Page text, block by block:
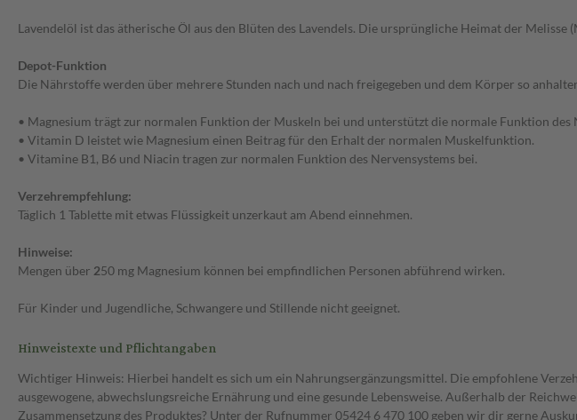
Lavendelöl ist das ätherische Öl aus den Blüten des Lavendels. Die ursprüngliche Heimat der
Depot-Funktion
Die Nährstoffe werden über mehrere Stunden nach und nach freigegeben und dem Körper so
• Magnesium trägt zur normalen Funktion der Muskeln bei und unterstützt die normale Funktion des
• Vitamin D leistet wie Magnesium einen Beitrag für den Erhalt der normalen Muskelfunktion.
• Vitamine B1, B6 und Niacin tragen zur normalen Funktion des Nervensystems bei.
Verzehrempfehlung:
Täglich 1 Tablette mit etwas Flüssigkeit unzerkaut am Abend einnehmen.
Hinweise:
Mengen über 250 mg Magnesium können bei empfindlichen Personen abführend wirken.
Für Kinder und Jugendliche, Schwangere und Stillende nicht geeignet.
Hinweistexte und Pflichtangaben
Wichtiger Hinweis: Hierbei handelt es sich um ein Nahrungsergänzungsmittel. Die empfohlene
ausgewogene, abwechslungsreiche Ernährung und eine gesunde Lebensweise. Außerhalb der
Zusammensetzung des Produktes? Unter der Rufnummer 05424 6 470 100 geben wir dir gerne